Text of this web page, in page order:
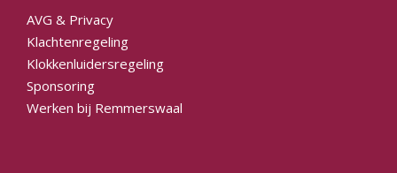
AVG & Privacy
Klachtenregeling
Klokkenluidersregeling
Sponsoring
Werken bij Remmerswaal